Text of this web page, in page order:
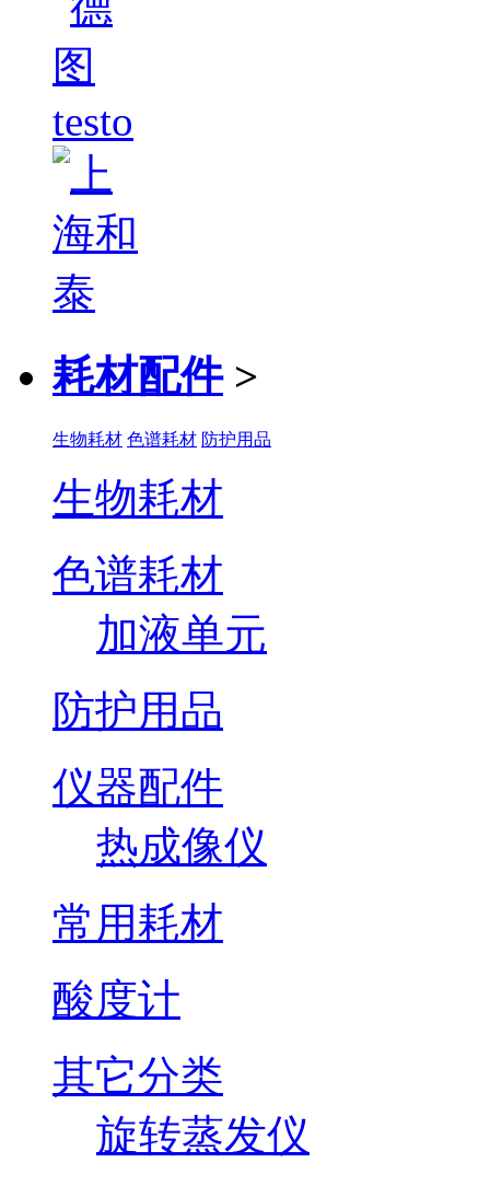
耗材配件 >
生物耗材 色谱耗材 防护用品
生物耗材
色谱耗材
加液单元
防护用品
仪器配件
热成像仪
常用耗材
酸度计
其它分类
旋转蒸发仪